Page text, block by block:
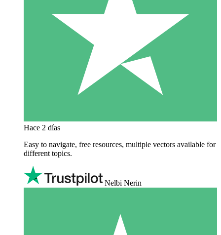
Hace 2 días
Easy to navigate, free resources, multiple vectors available for
different topics.
Nelbi Nerin